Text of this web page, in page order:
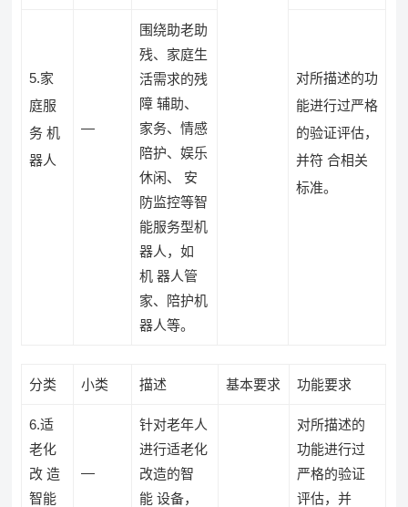
5.家
庭服
务 机
器人
—
围绕助老助
残、家庭生
活需求的残
障 辅助、
家务、情感
陪护、娱乐
休闲、 安
防监控等智
能服务型机
器人，如
机 器人管
家、陪护机
器人等。
对所描述的功
能进行过严格
的验证评估，
并符 合相关
标准。
分类 小类 描述 基本要求 功能要求
6.适
老化
改 造
智能
—
针对老年人
进行适老化
改造的智
能 设备，
对所描述的
功能进行过
严格的验证
评估，并